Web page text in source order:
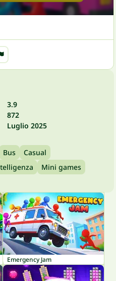
3.9
872
Luglio 2025
Bus
Casual
Mini games
Emergency Jam